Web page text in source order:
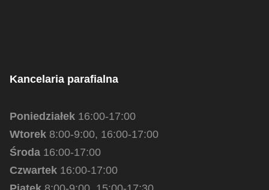
Kancelaria parafialna
Poniedziałek16:00-17:00
Wtorek8:00-9:00, 16:00-17:00
Środa16:00-17:00
Czwartek16:00-17:00